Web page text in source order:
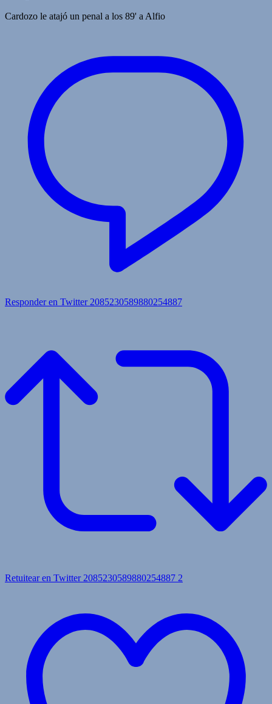
Cardozo le atajó un penal a los 89' a Alfio
Responder en Twitter 2085230589880254887
Retuitear en Twitter 2085230589880254887 2